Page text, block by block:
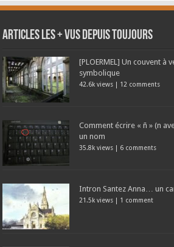
Articles les + vus depuis toujours
[PLOERMEL] Un couvent à
symbolique
42.6k views | 12 comments
Comment écrire « ñ » (n
un nom
35.8k views | 6 comments
Intron Santez Anna… un
21.5k views | 1 comment